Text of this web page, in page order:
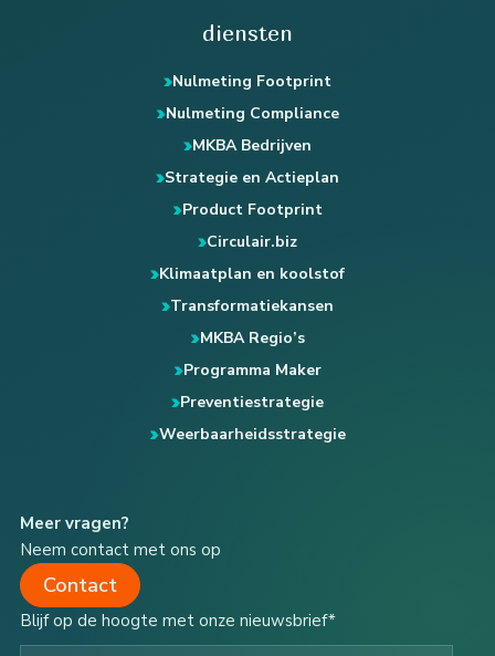
diensten
Nulmeting Footprint
Nulmeting Compliance
MKBA Bedrijven
Strategie en Actieplan
Product Footprint
Circulair.biz
Klimaatplan en koolstof
Transformatiekansen
MKBA Regio’s
Programma Maker
Preventiestrategie
Weerbaarheidsstrategie
Meer vragen?
Neem contact met ons op
Contact
Blijf op de hoogte met onze nieuwsbrief*
Type your email…